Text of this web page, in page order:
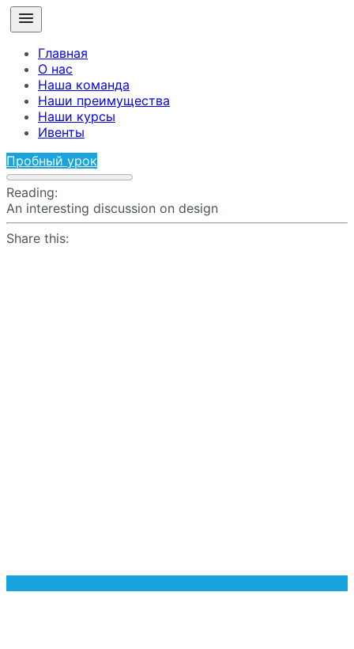
Главная
О нас
Наша команда
Наши преимущества
Наши курсы
Ивенты
Пробный урок
Reading:
An interesting discussion on design
Share this: